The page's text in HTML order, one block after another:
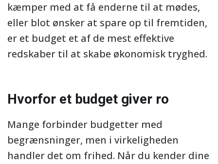
kæmper med at få enderne til at mødes,
eller blot ønsker at spare op til fremtiden,
er et budget et af de mest effektive
redskaber til at skabe økonomisk tryghed.
Hvorfor et budget giver ro
Mange forbinder budgetter med
begrænsninger, men i virkeligheden
handler det om frihed. Når du kender dine